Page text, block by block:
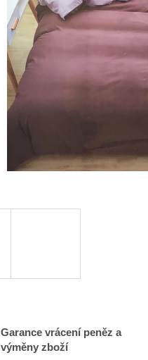
Garance vrácení peněz a
výměny zboží